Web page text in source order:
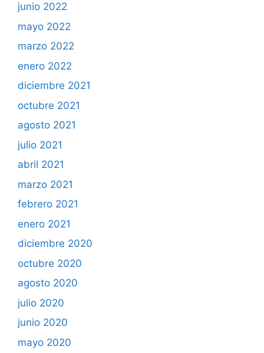
junio 2022
mayo 2022
marzo 2022
enero 2022
diciembre 2021
octubre 2021
agosto 2021
julio 2021
abril 2021
marzo 2021
febrero 2021
enero 2021
diciembre 2020
octubre 2020
agosto 2020
julio 2020
junio 2020
mayo 2020